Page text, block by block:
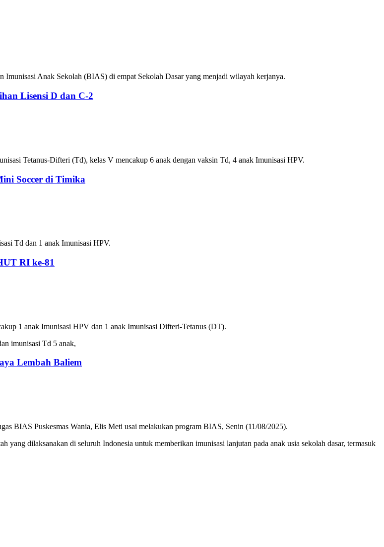
Imunisasi Anak Sekolah (BIAS) di empat Sekolah Dasar yang menjadi wilayah kerjanya.
Lisensi D dan C-2
Tetanus-Difteri (Td), kelas V mencakup 6 anak dengan vaksin Td, 4 anak Imunisasi HPV.
Soccer di Timika
Td dan 1 anak Imunisasi HPV.
RI ke-81
1 anak Imunisasi HPV dan 1 anak Imunisasi Difteri-Tetanus (DT).
imunisasi Td 5 anak,
Lembah Baliem
BIAS Puskesmas Wania, Elis Meti usai melakukan program BIAS, Senin (11/08/2025).
dilaksanakan di seluruh Indonesia untuk memberikan imunisasi lanjutan pada anak usia sekolah dasar, termasuk